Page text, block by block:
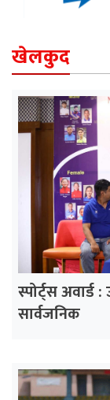
खेलकुद
स्पोर्ट्स अवार्ड
सार्वजनिक